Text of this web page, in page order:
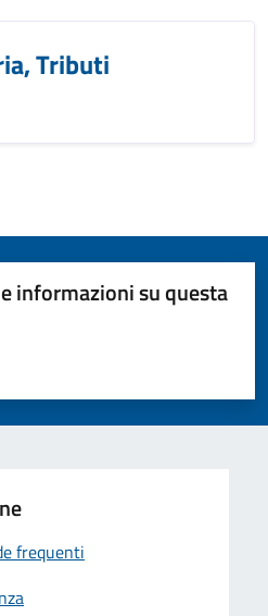
Tributi
informazioni su questa
su 5
5
frequenti